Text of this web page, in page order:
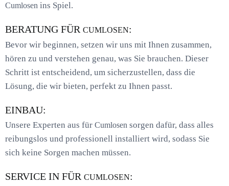
Cumlosen ins Spiel.
BERATUNG FÜR CUMLOSEN:
Bevor wir beginnen, setzen wir uns mit Ihnen zusammen,
hören zu und verstehen genau, was Sie brauchen. Dieser
Schritt ist entscheidend, um sicherzustellen, dass die
Lösung, die wir bieten, perfekt zu Ihnen passt.
EINBAU:
Unsere Experten aus für Cumlosen sorgen dafür, dass alles
reibungslos und professionell installiert wird, sodass Sie
sich keine Sorgen machen müssen.
SERVICE IN FÜR CUMLOSEN: